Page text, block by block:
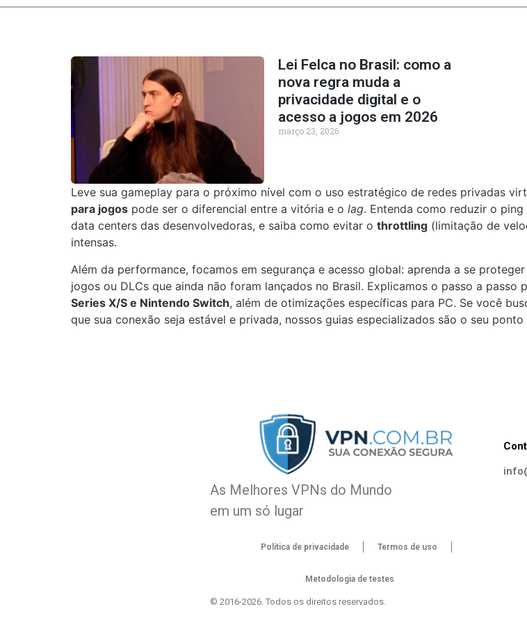
Lei Felca no Brasil: como a
nova regra muda a
privacidade digital e o
acesso a jogos em 2026
março 23, 2026
Leve sua gameplay para o próximo nível com o uso estratégico de redes privadas
para jogos pode ser o diferencial entre a vitória e o lag. Entenda como reduzir o
data centers das desenvolvedoras, e saiba como evitar o throttling (limitação de
intensas.
Além da performance, focamos em segurança e acesso global: aprenda a se
jogos ou DLCs que ainda não foram lançados no Brasil. Explicamos o passo a passo
Series X/S e Nintendo Switch, além de otimizações específicas para PC. Se você
que sua conexão seja estável e privada, nossos guias especializados são o seu
As Melhores VPNs do Mundo
em um só lugar
Política de privacidade Termos de uso
Metodologia de testes
© 2016-2026. Todos os direitos reservados.